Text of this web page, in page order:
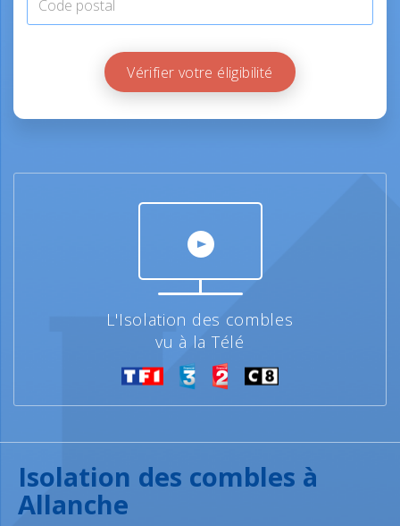
Vérifier votre éligibilité
L'Isolation des combles
vu à la Télé
Isolation des combles à
Allanche